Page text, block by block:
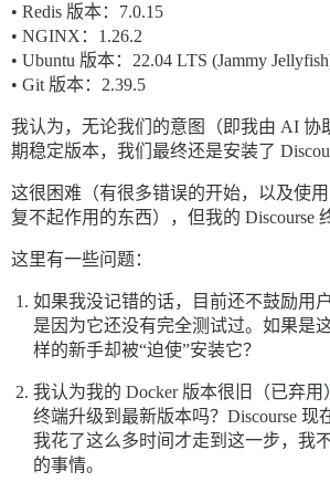
• Redis 版本：7.0.15
• NGINX：1.26.2
• Ubuntu 版本：22.04 LTS (Jammy
• Git 版本：2.39.5
我认为，无论我们的意图（即我由 AI 协
期稳定版本，我们最终还是安装了
这很困难（有很多错误的开始，以及使
复不起作用的东西），但我的 Discourse
这里有一些问题：
如果我没记错的话，目前还不鼓励用
是因为它还没有完全测试过。如果是
样的新手却被“迫使”安装它？
我认为我的 Docker 版本很旧（已弃用
终端升级到最新版本吗？Discourse 现
我花了这么多时间才走到这一步，我
的事情。